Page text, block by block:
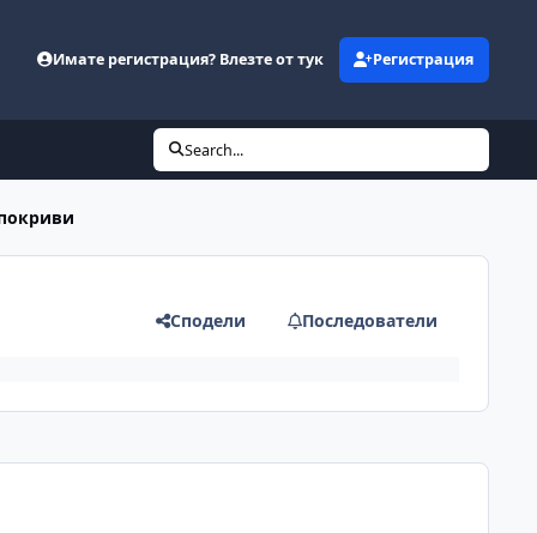
Имате регистрация? Влезте от тук Регистрация
Search...
Сподели Последователи